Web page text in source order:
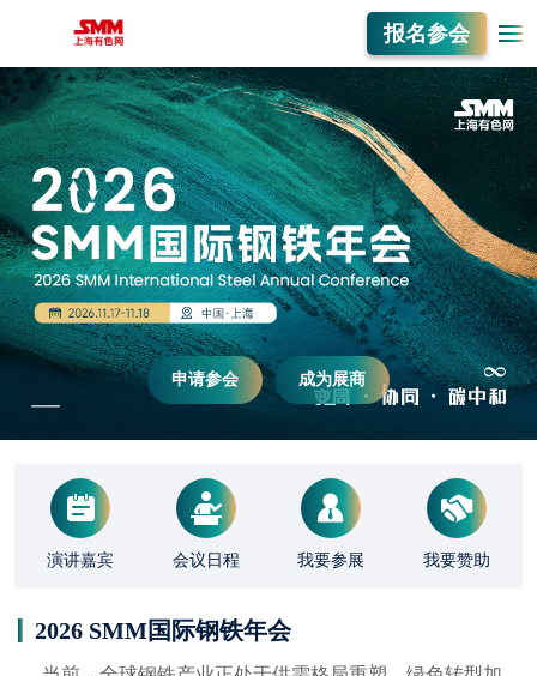
报名参会
申请参会 成为展商
演讲嘉宾 会议日程 我要参展 我要赞助
2026 SMM国际钢铁年会